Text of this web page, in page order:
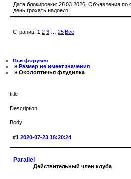
Дата блокировки: 28.03.2026. Объявления
день грохать надоело.
Страниц: 1 2 3 … 25 Все
Все форумы
» Размер не имеет значения
» Околоптичья флудилка
title
Description
Body
#1 2020-07-23 18:20:24
Parallel
Действительный член клуба